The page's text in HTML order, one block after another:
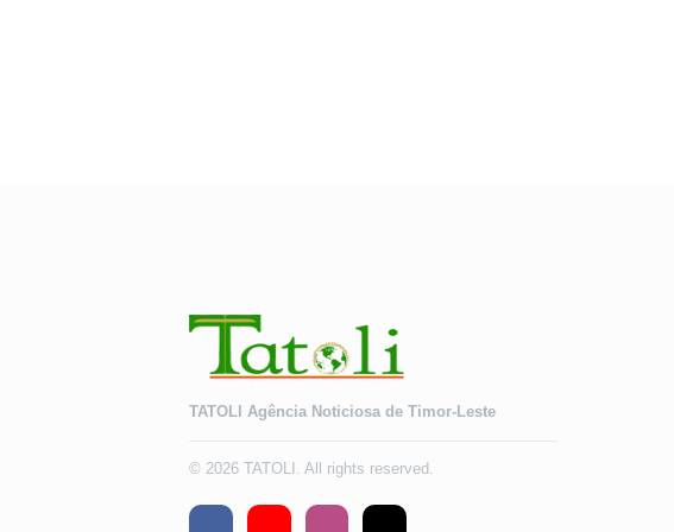
TATOLI Agência Noticiosa de Timor-Leste
© 2026 TATOLI. All rights reserved.